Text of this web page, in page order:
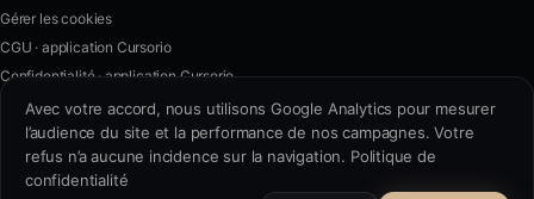
Gérer les cookies
CGU · application Cursorio
Confidentialité · application Cursorio
Avec votre accord, nous utilisons Google Analytics pour mesurer
l’audience du site et la performance de nos campagnes. Votre
refus n’a aucune incidence sur la navigation. Politique de
confidentialité